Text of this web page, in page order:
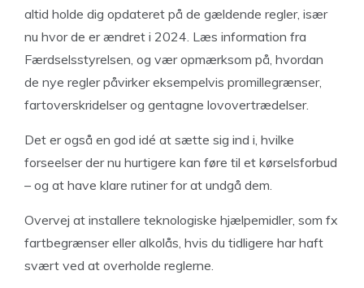
altid holde dig opdateret på de gældende regler, især
nu hvor de er ændret i 2024. Læs information fra
Færdselsstyrelsen, og vær opmærksom på, hvordan
de nye regler påvirker eksempelvis promillegrænser,
fartoverskridelser og gentagne lovovertrædelser.
Det er også en god idé at sætte sig ind i, hvilke
forseelser der nu hurtigere kan føre til et kørselsforbud
– og at have klare rutiner for at undgå dem.
Overvej at installere teknologiske hjælpemidler, som fx
fartbegrænser eller alkolås, hvis du tidligere har haft
svært ved at overholde reglerne.